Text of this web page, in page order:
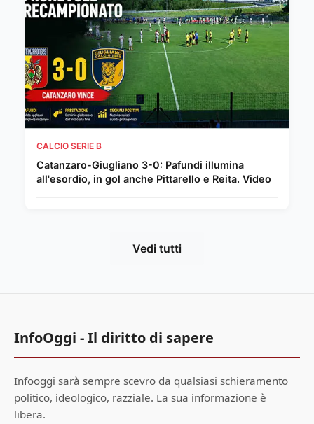
CALCIO SERIE B
Catanzaro-Giugliano 3-0: Pafundi illumina
all'esordio, in gol anche Pittarello e Reita. Video
Vedi tutti
InfoOggi - Il diritto di sapere
Infooggi sarà sempre scevro da qualsiasi schieramento
politico, ideologico, razziale. La sua informazione è
libera.